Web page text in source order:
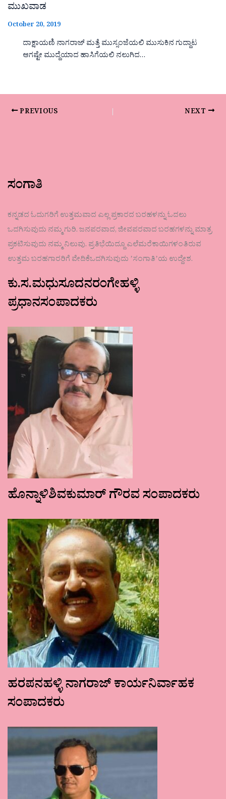
ಮುಖವಾಡ
October 20, 2019
ದಾಕ್ಷಾಯಣಿ ನಾಗರಾಜ್ ಮತ್ತೆ ಮುಸ್ಸಂಜೆಯಲಿ ಮುಸುಕಿನ ಗುದ್ದಾಟ
ಆಗಷ್ಟೇ ಮುದ್ದೆಯಾದ ಹಾಸಿಗೆಯಲಿ ನಲುಗಿದ…
PREVIOUS NEXT
ಸಂಗಾತಿ
ಕನ್ನಡದ ಓದುಗರಿಗೆ ಉತ್ತಮವಾದ ಎಲ್ಲ ಪ್ರಕಾರದ ಬರಹಳನ್ನು ಓದಲು
ಒದಗಿಸುವುದು ನಮ್ಮ ಗುರಿ. ಜನಪರವಾದ, ಜೀವಪರವಾದ ಬರಹಗಳನ್ನು ಮಾತ್ರ
ಪ್ರಕಟಿಸುವುದು ನಮ್ಮ ನಿಲುವು. ಪ್ರತಿಭೆಯಿದ್ದೂ ಎಲೆಮರೆಕಾಯಿಗಳಂತಿರುವ
ಉತ್ತಮ ಬರಹಗಾರರಿಗೆ ವೇದಿಕೆಒದಗಿಸುವುದು ʼಸಂಗಾತಿʼಯ ಉದ್ದೇಶ.
ಕು.ಸ.ಮಧುಸೂದನರಂಗೇಹಳ್ಳಿ
ಪ್ರಧಾನಸಂಪಾದಕರು
ಹೊನ್ನಾಳಿಶಿವಕುಮಾರ್ ಗೌರವ ಸಂಪಾದಕರು
ಹರಪನಹಳ್ಳಿ ನಾಗರಾಜ್ ಕಾರ್ಯನಿರ್ವಾಹಕ
ಸಂಪಾದಕರು